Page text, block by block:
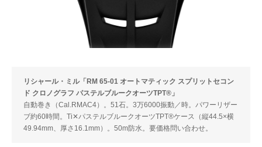
リシャール・ミル「RM 65-01 オートマティック スプリットセコン
ド クロノグラフ パステルブルークオーツTPT®」
自動巻き（Cal.RMAC4）。51石。3万6000振動／時。パワーリザー
ブ約60時間。Ti✕パステルブルークオーツTPT®ケース（縦44.5×横
49.94mm、厚さ16.1mm）。50m防水。要価格問い合わせ。